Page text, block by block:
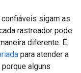
sigam as
rastreador pode
diferente. É
para atender a
alguns